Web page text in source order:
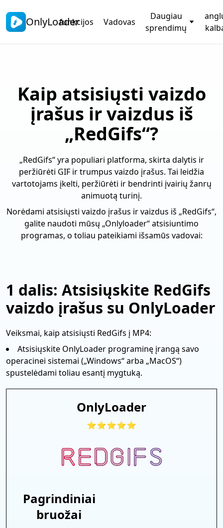
OnlyLoader
funkcijos Vadovas
Daugiau
sprendimų
Kaip atsisiųsti vaizdo
įrašus ir vaizdus iš
„RedGifs“?
„RedGifs“ yra populiari platforma, skirta dalytis ir
peržiūrėti GIF ir trumpus vaizdo įrašus. Tai leidžia
vartotojams įkelti, peržiūrėti ir bendrinti įvairių žanrų
animuotą turinį.
Norėdami atsisiųsti vaizdo įrašus ir vaizdus iš „RedGifs“,
galite naudoti mūsų „Onlyloader“ atsisiuntimo
programas, o toliau pateikiami išsamūs vadovai:
1 dalis: Atsisiųskite RedGifs
vaizdo įrašus su OnlyLoader
Veiksmai, kaip atsisiųsti RedGifs į MP4:
Atsisiųskite OnlyLoader programinę įrangą savo
operacinei sistemai („Windows“ arba „MacOS“)
spustelėdami toliau esantį mygtuką.
OnlyLoader
⭐⭐⭐⭐⭐
Pagrindiniai
bruožai